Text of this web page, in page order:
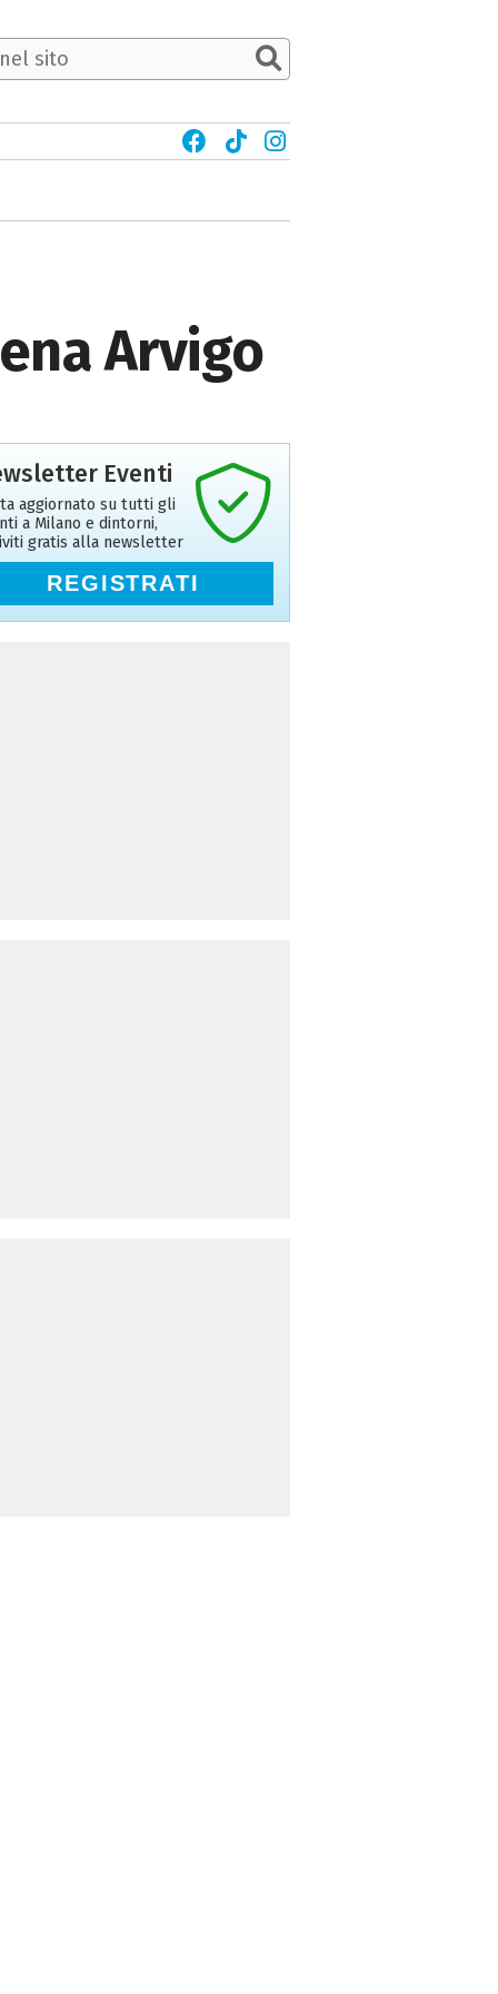
Arvigo
Eventi
aggiornato su tutti gli
a Milano e dintorni,
gratis alla newsletter
REGISTRATI